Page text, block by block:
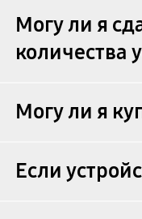
Могу ли я
количества
Могу ли я
Если